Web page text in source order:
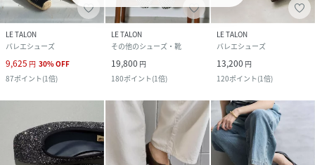
LE TALON
バレエシューズ
9,625 円 30%OFF
87ポイント(1倍)
LE TALON
その他のシューズ・靴
19,800 円
180ポイント(1倍)
LE TALON
バレエシューズ
13,200 円
120ポイント(1倍)